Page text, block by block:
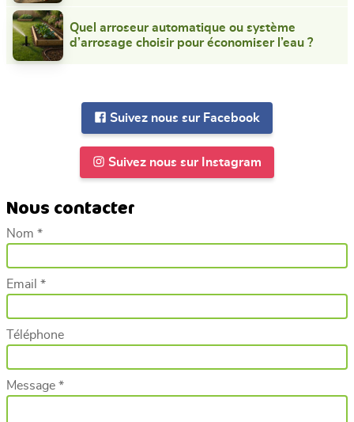
Quel arroseur automatique ou système
d’arrosage choisir pour économiser l’eau ?
Suivez nous sur Facebook
Suivez nous sur Instagram
Nous contacter
Nom *
Email *
Téléphone
Message *